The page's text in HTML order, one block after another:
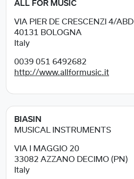
ALL FOR MUSIC
VIA PIER DE CRESCENZI 4/ABD
40131
BOLOGNA
Italy
0039 051 6492682
http://www.allformusic.it
BIASIN
MUSICAL INSTRUMENTS
VIA I MAGGIO 20
33082 AZZANO DECIMO (PN)
Italy